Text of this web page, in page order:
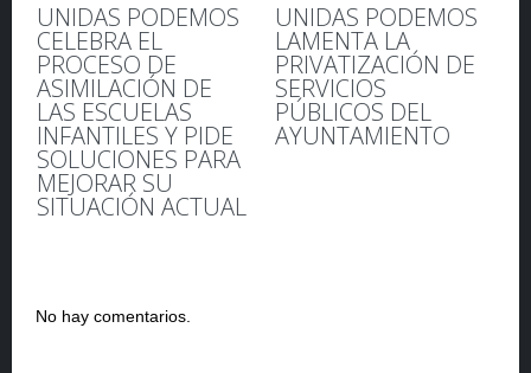
UNIDAS PODEMOS
CELEBRA EL
PROCESO DE
ASIMILACIÓN DE
LAS ESCUELAS
INFANTILES Y PIDE
SOLUCIONES PARA
MEJORAR SU
SITUACIÓN ACTUAL
UNIDAS PODEMOS
LAMENTA LA
PRIVATIZACIÓN DE
SERVICIOS
PÚBLICOS DEL
AYUNTAMIENTO
No hay comentarios.